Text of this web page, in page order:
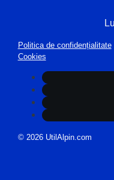
Politica de confidențialitate
Cookies
© 2026 UtilAlpin.com